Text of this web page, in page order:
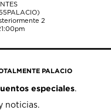
2
PALACIO
especiales.
noticias.